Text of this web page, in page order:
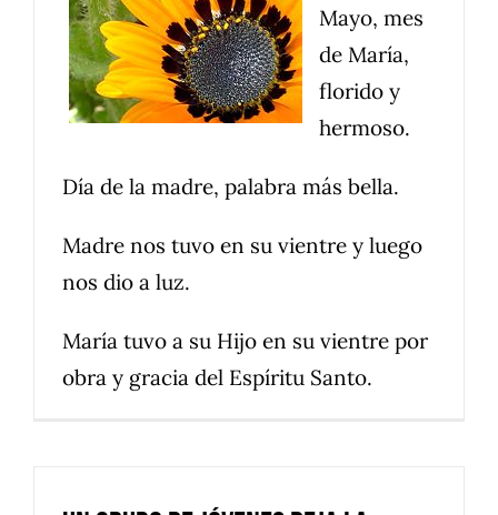
Mayo, mes
de María,
florido y
hermoso.
Día de la madre, palabra más bella.
Madre nos tuvo en su vientre y luego
nos dio a luz.
María tuvo a su Hijo en su vientre por
obra y gracia del Espíritu Santo.